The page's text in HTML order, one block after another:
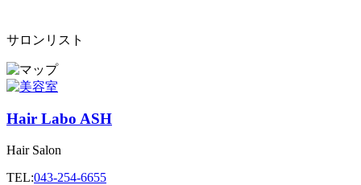
サロンリスト
Hair Labo ASH
Hair Salon
TEL:043-254-6655